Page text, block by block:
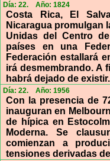
Día: 22.
Año: 1824
Costa Rica, El
Nicaragua promulgan
Unidas del Centro
países en una
Federación estallará
irá desmembrando. A
habrá dejado de existir.
Día: 22.
Año: 1956
Con la presencia de
inauguran en
de hípica en
Moderna. Se
comienzan a
tensiones derivadas